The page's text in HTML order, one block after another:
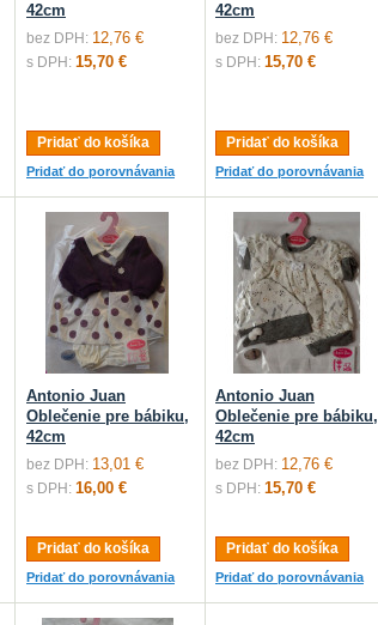
42cm
bez DPH: 12,76 €
s DPH: 15,70 €
Pridať do košíka
Pridať do porovnávania
42cm
bez DPH: 12,76 €
s DPH: 15,70 €
Pridať do košíka
Pridať do porovnávania
Antonio Juan
Oblečenie pre bábiku,
42cm
bez DPH: 13,01 €
s DPH: 16,00 €
Pridať do košíka
Pridať do porovnávania
Antonio Juan
Oblečenie pre bábiku,
42cm
bez DPH: 12,76 €
s DPH: 15,70 €
Pridať do košíka
Pridať do porovnávania